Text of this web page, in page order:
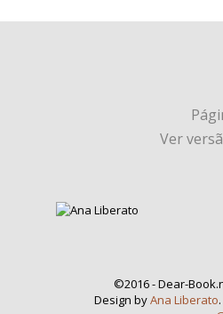
Ver
©2016 - Dear-
Design byAna Liberato